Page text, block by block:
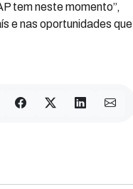
tem neste momento”,
e nas oportunidades que